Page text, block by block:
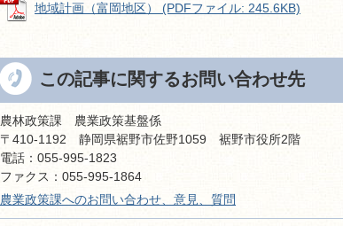
地域計画（富岡地区） (PDFファイル: 245.6KB)
この記事に関するお問い合わせ先
農林政策課 農業政策基盤係
〒410-1192 静岡県裾野市佐野1059 裾野市役所2階
電話：055-995-1823
ファクス：055-995-1864
農業政策課へのお問い合わせ、意見、質問